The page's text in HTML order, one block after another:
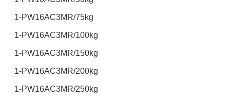
1-PW16AC3MR/75kg
1-PW16AC3MR/100kg
1-PW16AC3MR/150kg
1-PW16AC3MR/200kg
1-PW16AC3MR/250kg